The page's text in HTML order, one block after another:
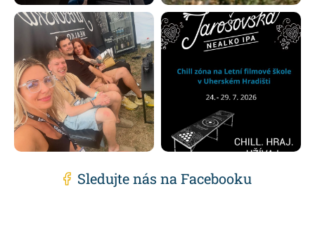
Sledujte nás na Facebooku